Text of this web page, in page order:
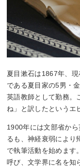
夏目漱石は1867年、
である夏目家の5男・
英語教師として勤務。
ね」と訳したというエ
1900年には文部省か
るも、神経衰弱により
で執筆活動を始めます
呼び、文学界に名を知